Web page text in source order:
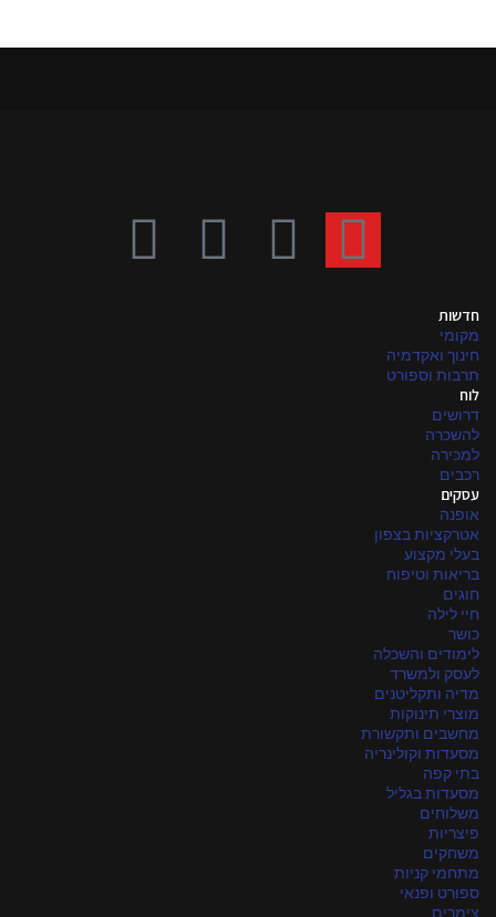
חדשות
מקומי
חינוך ואקדמיה
תרבות וספורט
לוח
דרושים
להשכרה
למכירה
רכבים
עסקים
אופנה
אטרקציות בצפון
בעלי מקצוע
בריאות וטיפוח
חוגים
חיי לילה
כושר
לימודים והשכלה
לעסק ולמשרד
מדיה ותקליטנים
מוצרי תינוקות
מחשבים ותקשורת
מסעדות וקולינריה
בתי קפה
מסעדות בגליל
משלוחים
פיצריות
משחקים
מתחמי קניות
ספורט ופנאי
צימרים